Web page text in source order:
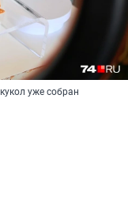
уже собран